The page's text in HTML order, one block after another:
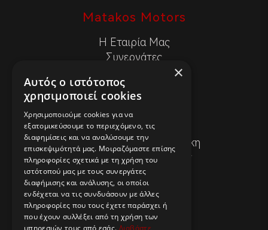
Matakos Motors
Η Εταιρία Μας
Συνεργάτες
Επικοινωνία
+30 2310548022
Λαγκαδά 120, Θεσσαλονίκη
info@matakosmotors.gr
Χρήσιμες Σελίδες
Πολιτική Απορρήτου
×
Αυτός ο ιστότοπος
χρησιμοποιεί cookies
Χρησιμοποιούμε cookies για να
εξατομικεύσουμε το περιεχόμενο, τις
διαφημίσεις και να αναλύσουμε την
επισκεψιμότητά μας. Μοιραζόμαστε επίσης
πληροφορίες σχετικά με τη χρήση του
ιστότοπού μας με τους συνεργάτες
διαφήμισης και ανάλυσης, οι οποίοι
ενδέχεται να τις συνδυάσουν με άλλες
πληροφορίες που τους έχετε παράσχει ή
που έχουν συλλέξει από τη χρήση των
υπηρεσιών τους από εσάς. Διαβάστε